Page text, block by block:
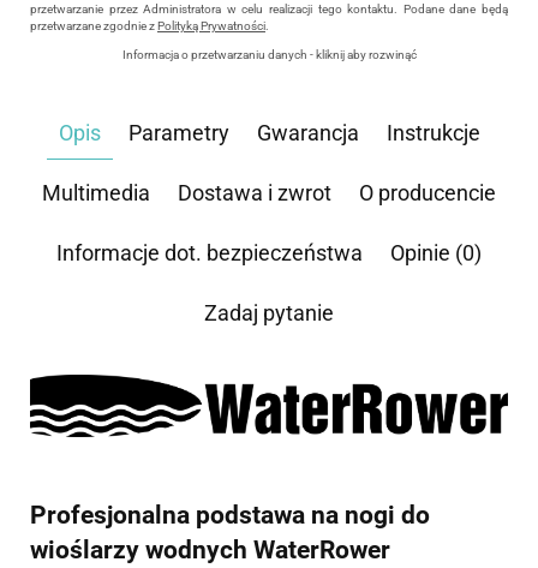
przetwarzanie przez Administratora w celu realizacji tego kontaktu. Podane dane będą
przetwarzane zgodnie zPolityką Prywatności
Informacja o przetwarzaniu danych - kliknij aby rozwinąć
odpowiedzi, może być w każdej chwili wycofana, kontaktując się z administratorem, np.
której dane dotyczą, przysługuje prawo dostępu do swoich danych, ich sprostowania,
żądania zaprzestania przetwarzania, usunięcia, ograniczenia przetwarzania, a także prawo
Opis Parametry Gwarancja Instrukcje
Multimedia Dostawa i zwrot O producencie
Informacje dot. bezpieczeństwa Opinie (0)
Zadaj pytanie
Profesjonalna podstawa na nogi do
wioślarzy wodnych WaterRower